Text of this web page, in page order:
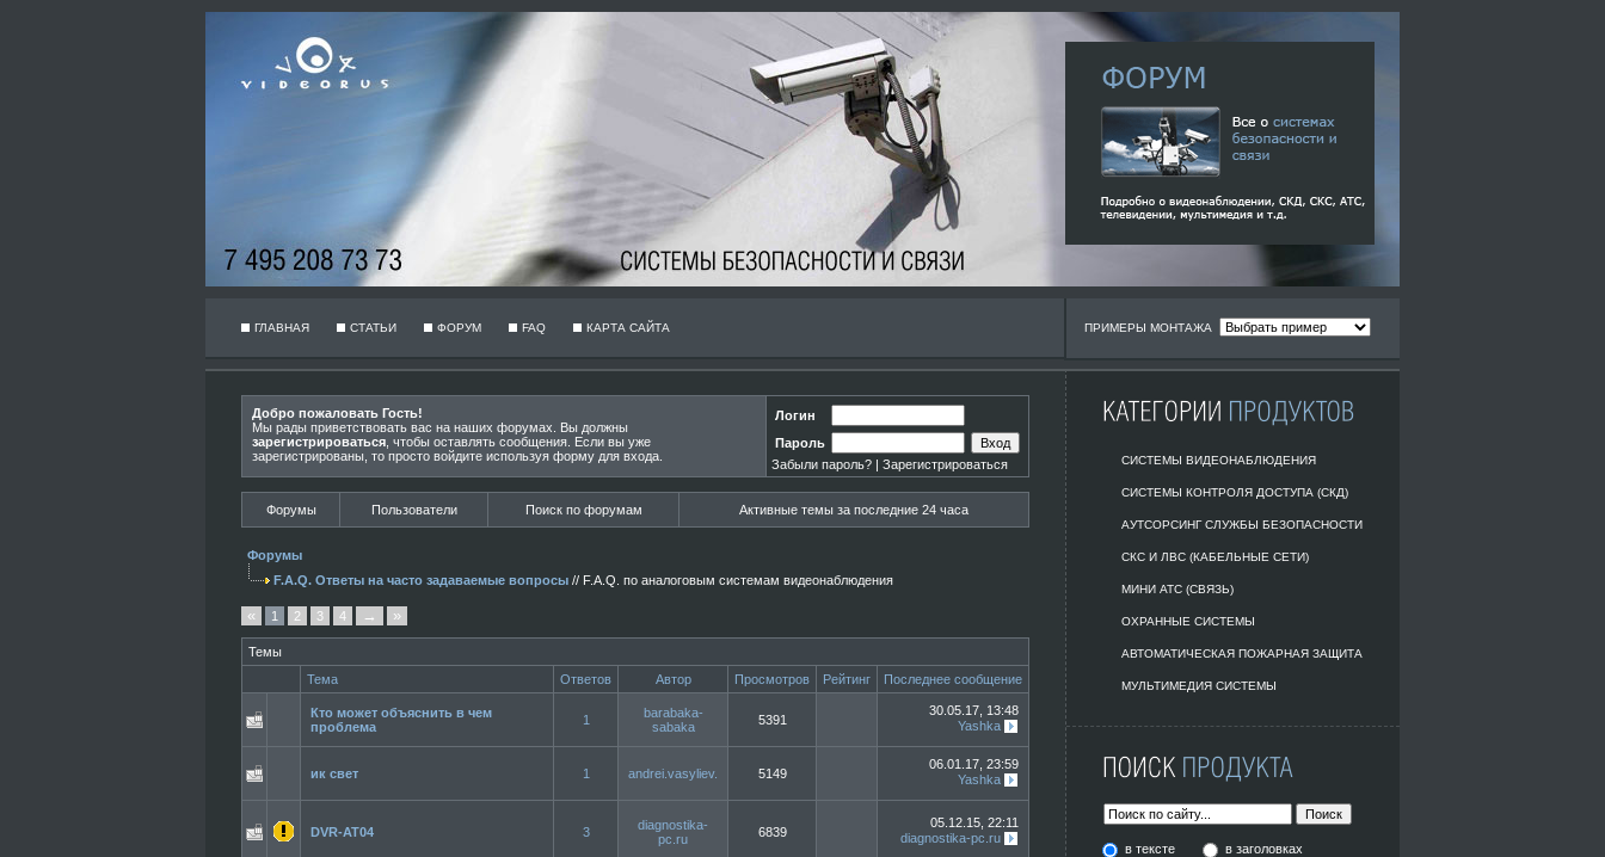
ГЛАВНАЯ СТАТЬИ ФОРУМ FAQ КАРТА САЙТА ПРИМЕРЫ МОНТАЖА
Добро пожаловать Гость!
Мы рады приветствовать вас на наших форумах. Вы должны
зарегистрироваться , чтобы оставлять сообщения. Если вы уже
зарегистрированы, то просто войдите используя форму для входа.
Логин
Пароль
Забыли пароль? | Зарегистрироваться
Форумы Пользователи Поиск по форумам Активные темы за последние 24 часа
Форумы
F.A.Q. Ответы на часто задаваемые вопросы // F.A.Q. по аналоговым системам видеонаблюдения
« 1 2 3 4 → »
Темы
Тема
Ответов Автор Просмотров Рейтинг Последнее сообщение
Кто может объяснить в чем
проблема
1
barabaka-
sabaka
5391
30.05.17, 13:48
Yashka
ик свет 1 andrei.vasyliev. 5149
06.01.17, 23:59
Yashka
DVR-AT04 3
diagnostika-
pc.ru
6839
05.12.15, 22:11
diagnostika-pc.ru
СИСТЕМЫ ВИДЕОНАБЛЮДЕНИЯ
СИСТЕМЫ КОНТРОЛЯ ДОСТУПА (СКД)
АУТСОРСИНГ СЛУЖБЫ БЕЗОПАСНОСТИ
СКС И ЛВС (КАБЕЛЬНЫЕ СЕТИ)
МИНИ АТС (СВЯЗЬ)
ОХРАННЫЕ СИСТЕМЫ
АВТОМАТИЧЕСКАЯ ПОЖАРНАЯ ЗАЩИТА
МУЛЬТИМЕДИЯ СИСТЕМЫ
в тексте в заголовках